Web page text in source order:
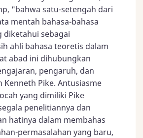
"bahwa satu-setengah dari
mentah bahasa-bahasa
diketahui sebagai
ahli bahasa teoretis dalam
abad ini dihubungkan
pengaruh, dan
Kenneth Pike. Antusiasme
yang dimiliki Pike
penelitiannya dan
hatinya dalam membahas
permasalahan yang baru,